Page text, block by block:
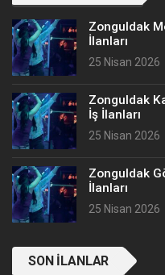
Zonguldak
İlanları
25 Nisan 2026
Zonguldak
İş İlanları
25 Nisan 2026
Zonguldak
İlanları
25 Nisan 2026
SON İLANLAR